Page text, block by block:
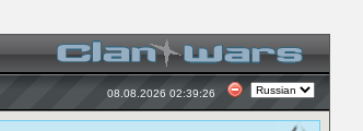
08.08.2026 02:39:26